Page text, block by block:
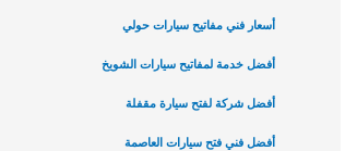
أسعار فني مفاتيح سيارات حولي
أفضل خدمة لمفاتيح سيارات الشويخ
أفضل شركة لفتح سيارة مقفلة
أفضل فني فتح سيارات العاصمة